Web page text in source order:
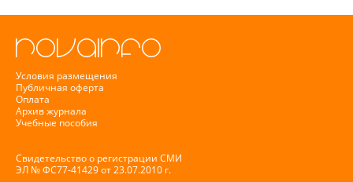
Условия размещения
Публичная оферта
Оплата
Архив журнала
Учебные пособия
Свидетельство о регистрации СМИ
ЭЛ № ФС77-41429 от 23.07.2010 г.